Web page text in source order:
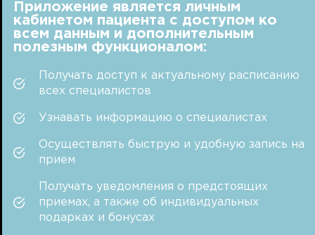
Приложение является личным
кабинетом пациента с доступом ко
всем данным и дополнительным
полезным функционалом:
Получать доступ к актуальному расписанию
всех специалистов
Узнавать информацию о специалистах
Осуществлять быструю и удобную запись на
прием
Получать уведомления о предстоящих
приемах, а также об индивидуальных
подарках и бонусах